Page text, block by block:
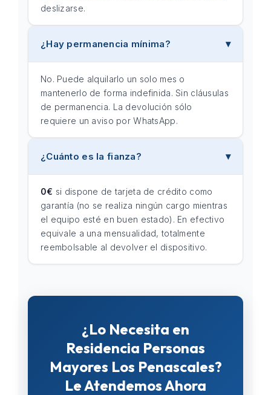
deslizarse.
¿Hay permanencia mínima?
No. Puede alquilarlo un solo mes o
mantenerlo de forma indefinida. Sin cláusulas
de permanencia. La devolución sólo
requiere un aviso por WhatsApp.
¿Cuánto es la fianza?
0€ si dispone de tarjeta de crédito como
garantía (no se realiza ningún cargo mientras
el equipo esté en buen estado). En efectivo
equivale a una mensualidad, totalmente
reembolsable al devolver el dispositivo.
¿Lo Necesita en
Residencia Personas
Mayores Los Penascales?
Le Atendemos Ahora